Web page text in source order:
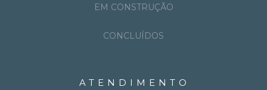
EM CONSTRUÇÃO
CONCLUÍDOS
ATENDIMENTO